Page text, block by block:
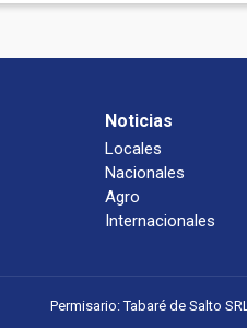
Noticias
Locales
Nacionales
Agro
Internacionales
Permisario: Tabaré de Salto SRL.